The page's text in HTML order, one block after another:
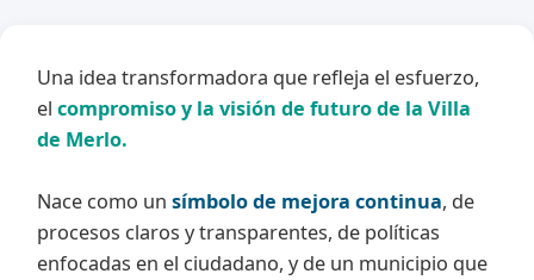
Una idea transformadora que refleja el esfuerzo,
el compromiso y la visión de futuro de la Villa
de Merlo.
Nace como un símbolo de mejora continua, de
procesos claros y transparentes, de políticas
enfocadas en el ciudadano, y de un municipio que